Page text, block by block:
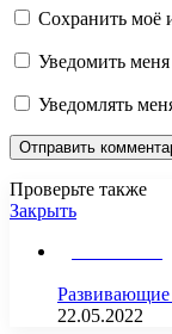
Сохранить моё
Уведомить
Уведомлять
Проверьте также
Закрыть
Развивающие
22.05.2022